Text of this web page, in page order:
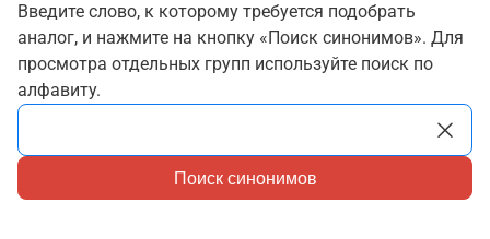
Введите слово, к которому требуется подобрать
аналог, и нажмите на кнопку «Поиск синонимов». Для
просмотра отдельных групп используйте поиск по
алфавиту.
Поиск синонимов